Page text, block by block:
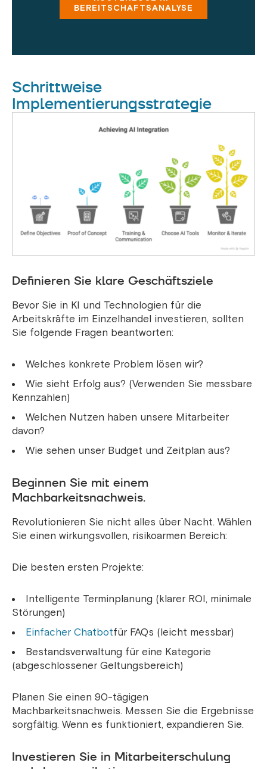
BEREITSCHAFTSANALYSE
Schrittweise
Implementierungsstrategie
Definieren Sie klare Geschäftsziele
Bevor Sie in KI und Technologien für die
Arbeitskräfte im Einzelhandel investieren, sollten
Sie folgende Fragen beantworten:
Welches konkrete Problem lösen wir?
Wie sieht Erfolg aus? (Verwenden Sie messbare
Kennzahlen)
Welchen Nutzen haben unsere Mitarbeiter
davon?
Wie sehen unser Budget und Zeitplan aus?
Beginnen Sie mit einem
Machbarkeitsnachweis.
Revolutionieren Sie nicht alles über Nacht. Wählen
Sie einen wirkungsvollen, risikoarmen Bereich:
Die besten ersten Projekte:
Intelligente Terminplanung (klarer ROI, minimale
Störungen)
Einfacher Chatbotfür FAQs (leicht messbar)
Bestandsverwaltung für eine Kategorie
(abgeschlossener Geltungsbereich)
Planen Sie einen 90-tägigen
Machbarkeitsnachweis. Messen Sie die Ergebnisse
sorgfältig. Wenn es funktioniert, expandieren Sie.
Investieren Sie in Mitarbeiterschulung